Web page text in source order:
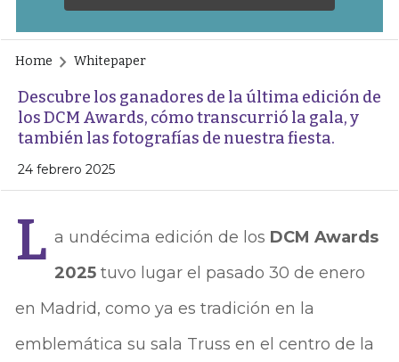
Home Whitepaper
Descubre los ganadores de la última edición de
los DCM Awards, cómo transcurrió la gala, y
también las fotografías de nuestra fiesta.
24 febrero 2025
L a undécima edición de los DCM Awards
2025 tuvo lugar el pasado 30 de enero
en Madrid, como ya es tradición en la
emblemática su sala Truss en el centro de la